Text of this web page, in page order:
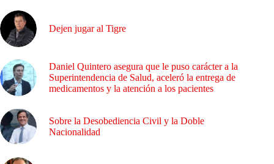
Dejen jugar al Tigre
Daniel Quintero asegura que le puso carácter a la
Superintendencia de Salud, aceleró la entrega de
medicamentos y la atención a los pacientes
Sobre la Desobediencia Civil y la Doble
Nacionalidad